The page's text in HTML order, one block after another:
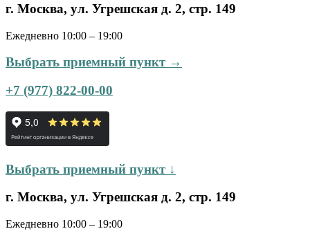
г. Москва, ул. Угрешская д. 2, стр. 149
Ежедневно 10:00 – 19:00
Выбрать приемный пункт →
+7 (977) 822-00-00
Выбрать приемный пункт ↓
г. Москва, ул. Угрешская д. 2, стр. 149
Ежедневно 10:00 – 19:00